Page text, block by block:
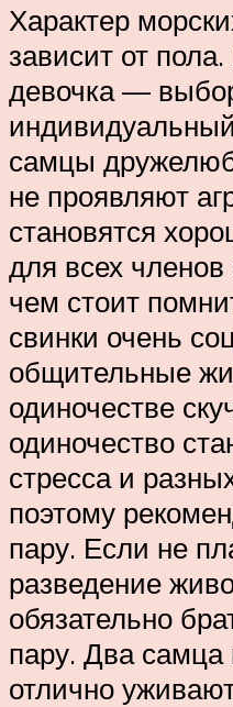
Характер
зависит от
девочка —
самцы
не проявляют
становятся
для всех
чем стоит
свинки очень
общительные
одиночестве
одиночество
стресса и
поэтому
пару. Если не
разведение
обязательно
пару. Два самца
отлично